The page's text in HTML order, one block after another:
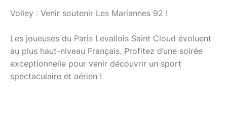
Volley : Venir soutenir Les Mariannes 92 !
Les joueuses du Paris Levallois Saint Cloud évoluent
au plus haut-niveau Français. Profitez d’une soirée
exceptionnelle pour venir découvrir un sport
spectaculaire et aérien !